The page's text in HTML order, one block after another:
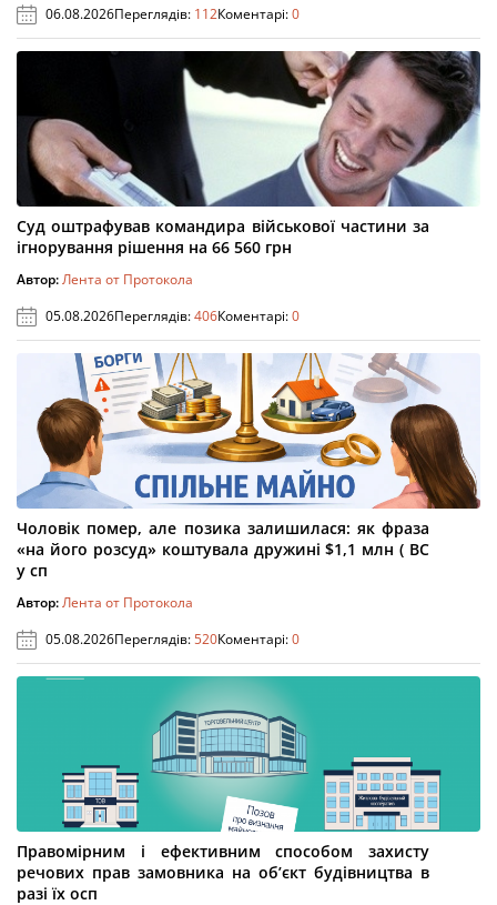
06.08.2026Переглядів: 112Коментарі:0
Суд оштрафував командира військової частини за
ігнорування рішення на 66 560 грн
Автор:Лента от Протокола
05.08.2026Переглядів:406Коментарі:0
Чоловік помер, але позика залишилася: як фраза
«на його розсуд» коштувала дружині $1,1 млн ( ВС
у сп
Автор:Лента от Протокола
05.08.2026Переглядів:520Коментарі:0
Правомірним і ефективним способом захисту
речових прав замовника на об’єкт будівництва в
разі їх осп